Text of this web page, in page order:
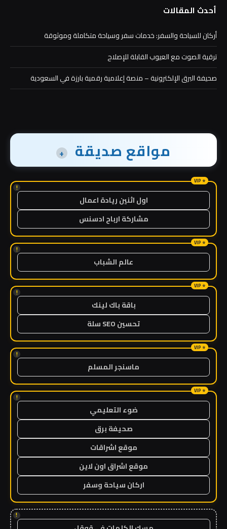
أحدث المقالات
أركان للسياحة والسفر: خدمات سفر وسياحة متكاملة وموثوقة
ترقية الصوت مع العيوب القابلة للإصلاح
صحيفة البرق الإلكترونية – منصة إعلامية رقمية بارزة في السعودية
مواقع صديقة +
!
اول اثنين ريادة اعمال
مشاركة ارباح ادسنس
!
عالم الشباب
!
باقة باك لينك
تحسين SEO سلة
!
ماسنجر المسلم
!
ضوء التعليمي
صحيفة برق
موقع اشراقات
موقع اشراق اون لاين
اركان سياحة وسفر
!